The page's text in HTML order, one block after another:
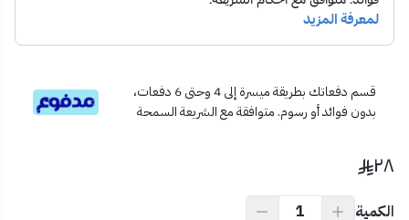
مثالي للحمامات الصغيرة أو للاستخدام الشخصي، حيث يمنحك أداءً
دقيقًا مع راحة تامة في الحمل والتحكم.
💡 نصيحة احترافية:
ينصح بتركيب منظم ضغط مياه لتقليل استهلاك الماء مع الحفاظ على
قسم دفعاتك بطريقة ميسرة إلى 4 وحتى 6 دفعات،
بدون فوائد أو رسوم. متوافقة مع الشريعة السمحة
٢٨
الكمية